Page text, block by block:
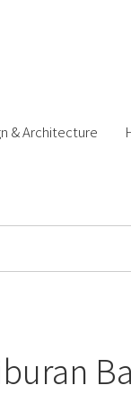
& Architecture